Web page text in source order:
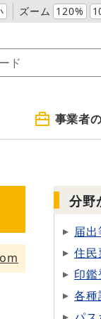
ズーム 120%
事業者
分野
届
住民
印鑑
各種